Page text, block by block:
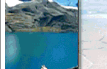
Hoteles
Hotels
Ferreterías
Electricidad, Equipos de
Gaviones